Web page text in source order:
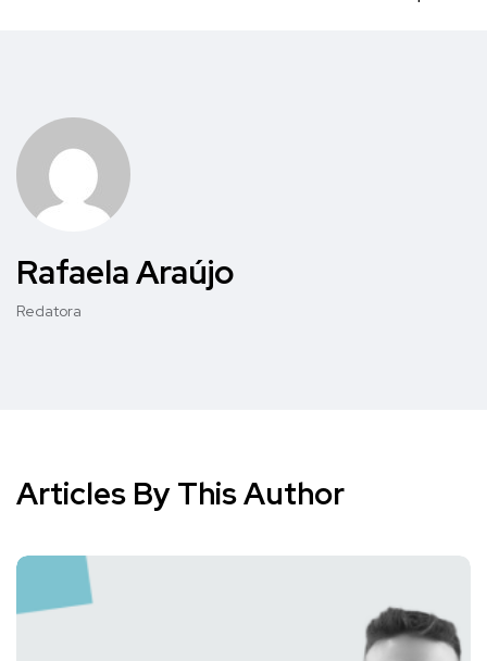
Rafaela Araújo
Redatora
Articles By This Author